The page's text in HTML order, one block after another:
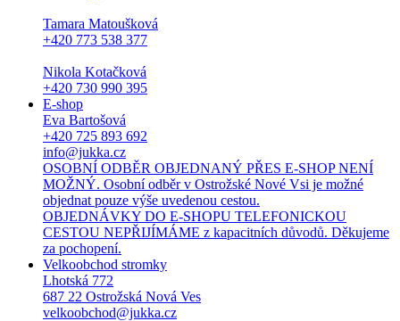
Tamara Matoušková
+420 773 538 377
Nikola Kotačková
+420 730 990 395
E-shop
Eva Bartošová
+420 725 893 692
info@jukka.cz
OSOBNÍ ODBĚR OBJEDNANÝ PŘES E-SHOP NENÍ
MOŽNÝ. Osobní odběr v Ostrožské Nové Vsi je možné
objednat pouze výše uvedenou cestou.
OBJEDNÁVKY DO E-SHOPU TELEFONICKOU
CESTOU NEPŘIJÍMÁME z kapacitních důvodů. Děkujeme
za pochopení.
Velkoobchod stromky
Lhotská 772
687 22 Ostrožská Nová Ves
velkoobchod@jukka.cz